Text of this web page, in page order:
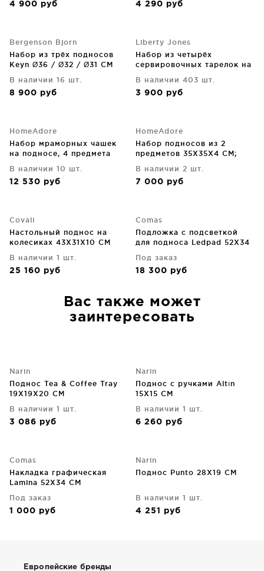
4 900 руб 4 290 руб
Bergenson Bjorn
Набор из трёх подносов
Keyn Ø36 / Ø32 / Ø31 CM
В наличии 16 шт.
8 900 руб
Liberty Jones
Набор из четырёх
сервировочных тарелок на
Sorrento
В наличии 403 шт.
3 900 руб
HomeAdore
Набор мраморных чашек
на подносе, 4 предмета
В наличии 10 шт.
12 530 руб
HomeAdore
Набор подносов из 2
предметов 35X35X4 CM;
В наличии 2 шт.
7 000 руб
Covali
Настольный поднос на
колесиках 43X31X10 CM
В наличии 1 шт.
25 160 руб
Comas
Подложка с подсветкой
для подноса Ledpad 52X34
Под заказ
18 300 руб
Вас также может
заинтересовать
Narin
Поднос Tea & Coffee Tray
19X19X20 CM
В наличии 1 шт.
3 086 руб
Narin
Поднос с ручками Altın
15X15 CM
В наличии 1 шт.
6 260 руб
Comas
Накладка графическая
Lamina 52X34 CM
Под заказ
1 000 руб
Narin
Поднос Punto 28X19 CM
В наличии 1 шт.
4 251 руб
Европейские бренды